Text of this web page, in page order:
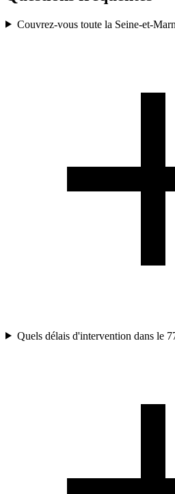
Couvrez-vous toute la Seine-et-
Quels délais d'intervention dans le